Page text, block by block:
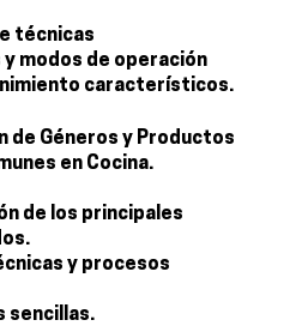
técnicas
modos de operación
característicos.
de Géneros y Productos
en Cocina.
de los principales
y procesos
sencillas.